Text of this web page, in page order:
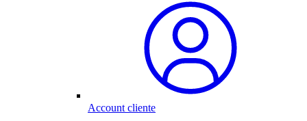
Account cliente